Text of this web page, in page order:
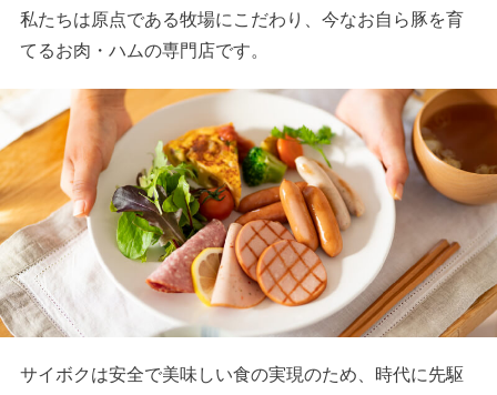
私たちは原点である牧場にこだわり、今なお自ら豚を育
てるお肉・ハムの専門店です。
サイボクは安全で美味しい食の実現のため、時代に先駆